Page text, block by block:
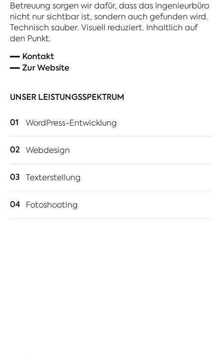
Betreuung sorgen wir dafür, dass das Ingenieurbüro
nicht nur sichtbar ist, sondern auch gefunden wird.
Technisch sauber. Visuell reduziert. Inhaltlich auf
den Punkt.
Kontakt
Zur Website
UNSER LEISTUNGSSPEKTRUM
01 WordPress-Entwicklung
02 Webdesign
03 Texterstellung
04 Fotoshooting